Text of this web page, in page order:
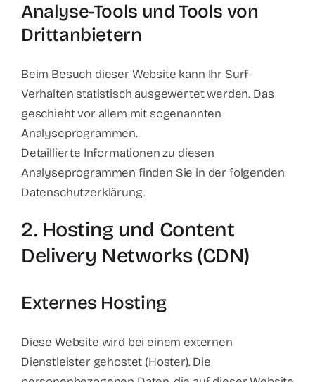
Analyse-Tools und Tools von
Dritt­anbietern
Beim Besuch dieser Website kann Ihr Surf-
Verhalten statistisch ausgewertet werden. Das
geschieht vor allem mit sogenannten
Analyseprogrammen.
Detaillierte Informationen zu diesen
Analyseprogrammen finden Sie in der folgenden
Datenschutzerklärung.
2. Hosting und Content
Delivery Networks (CDN)
Externes Hosting
Diese Website wird bei einem externen
Dienstleister gehostet (Hoster). Die